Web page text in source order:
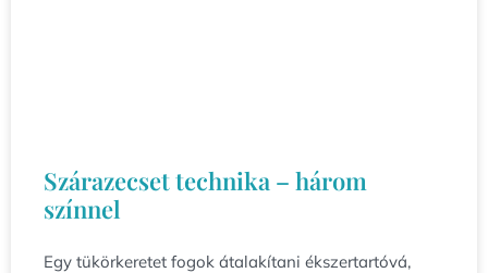
Szárazecset technika – három
színnel
Egy tükörkeretet fogok átalakítani ékszertartóvá,